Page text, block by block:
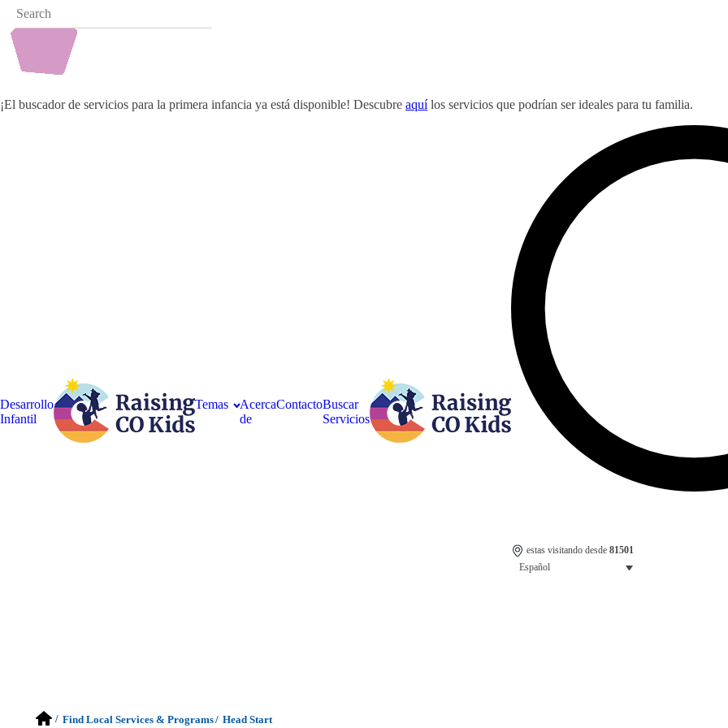
¡El buscador de servicios para la primera infancia ya está disponible! Descubre aquílos servicios que podrían ser ideales para tu familia.
Desarrollo
Infantil
Temas
Acerca
de
ContactoBuscar
Servicios
estas visitando desde 81501
Español
/ Find Local Services & Programs/ Head Start